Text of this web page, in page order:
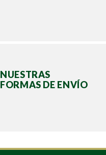
NUESTRAS
FORMAS DE ENVÍO